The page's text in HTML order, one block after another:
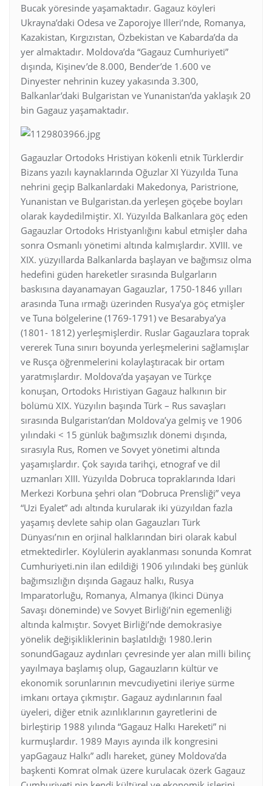
Bucak yöresinde yaşamaktadır. Gagauz köyleri
Ukrayna’daki Odesa ve Zaporojye Illeri’nde, Romanya,
Kazakistan, Kırgızıstan, Özbekistan ve Kabarda’da da
yer almaktadır. Moldova’da “Gagauz Cumhuriyeti”
dışında, Kişinev’de 8.000, Bender’de 1.600 ve
Dinyester nehrinin kuzey yakasında 3.300,
Balkanlar’daki Bulgaristan ve Yunanistan’da yaklaşık 20
bin Gagauz yaşamaktadır.
Gagauzlar Ortodoks Hristiyan kökenli etnik Türklerdir
Bizans yazılı kaynaklarında Oğuzlar XI Yüzyılda Tuna
nehrini geçip Balkanlardaki Makedonya, Paristrione,
Yunanistan ve Bulgaristan.da yerleşen göçebe boyları
olarak kaydedilmiştir. XI. Yüzyılda Balkanlara göç eden
Gagauzlar Ortodoks Hristyanlığını kabul etmişler daha
sonra Osmanlı yönetimi altında kalmışlardır. XVIII. ve
XIX. yüzyıllarda Balkanlarda başlayan ve bağımsız olma
hedefini güden hareketler sırasında Bulgarların
baskısına dayanamayan Gagauzlar, 1750-1846 yılları
arasında Tuna ırmağı üzerinden Rusya’ya göç etmişler
ve Tuna bölgelerine (1769-1791) ve Besarabya’ya
(1801- 1812) yerleşmişlerdir. Ruslar Gagauzlara toprak
vererek Tuna sınırı boyunda yerleşmelerini sağlamışlar
ve Rusça öğrenmelerini kolaylaştıracak bir ortam
yaratmışlardır. Moldova’da yaşayan ve Türkçe
konuşan, Ortodoks Hıristiyan Gagauz halkının bir
bölümü XIX. Yüzyılın başında Türk – Rus savaşları
sırasında Bulgaristan’dan Moldova’ya gelmiş ve 1906
yılındaki < 15 günlük bağımsızlık dönemi dışında,
sırasıyla Rus, Romen ve Sovyet yönetimi altında
yaşamışlardır. Çok sayıda tarihçi, etnograf ve dil
uzmanları XIII. Yüzyılda Dobruca topraklarında Idari
Merkezi Korbuna şehri olan “Dobruca Prensliği” veya
“Uzi Eyalet” adı altında kurularak iki yüzyıldan fazla
yaşamış devlete sahip olan Gagauzları Türk
Dünyası’nın en orjinal halklarından biri olarak kabul
etmektedirler. Köylülerin ayaklanması sonunda Komrat
Cumhuriyeti.nin ilan edildiği 1906 yılındaki beş günlük
bağımsızlığın dışında Gagauz halkı, Rusya
Imparatorluğu, Romanya, Almanya (Ikinci Dünya
Savaşı döneminde) ve Sovyet Birliği’nin egemenliği
altında kalmıştır. Sovyet Birliği’nde demokrasiye
yönelik değişikliklerinin başlatıldığı 1980.lerin
sonundGagauz aydınları çevresinde yer alan milli bilinç
yayılmaya başlamış olup, Gagauzların kültür ve
ekonomik sorunlarının mevcudiyetini ileriye sürme
imkanı ortaya çıkmıştır. Gagauz aydınlarının faal
üyeleri, diğer etnik azınlıklarının gayretlerini de
birleştirip 1988 yılında “Gagauz Halkı Hareketi” ni
kurmuşlardır. 1989 Mayıs ayında ilk kongresini
yapGagauz Halkı” adlı hareket, güney Moldova’da
başkenti Komrat olmak üzere kurulacak özerk Gagauz